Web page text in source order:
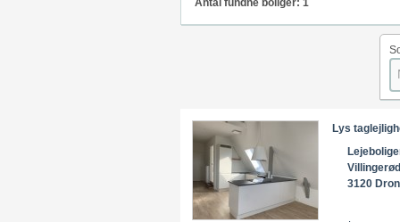
Antal fundne boliger: 1
Lys
3120